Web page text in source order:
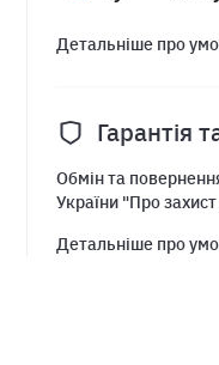
Детальніше про
Гарантія
Обмін та
України "Про
Детальніше про